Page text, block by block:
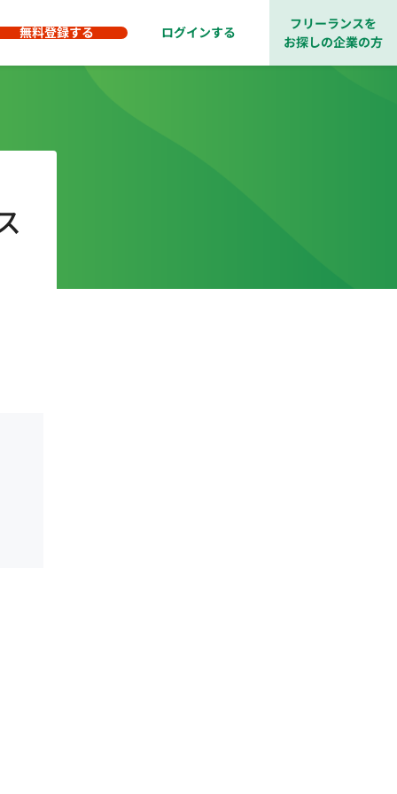
無料登録する ログインする
フリーランスを
お探しの企業の方